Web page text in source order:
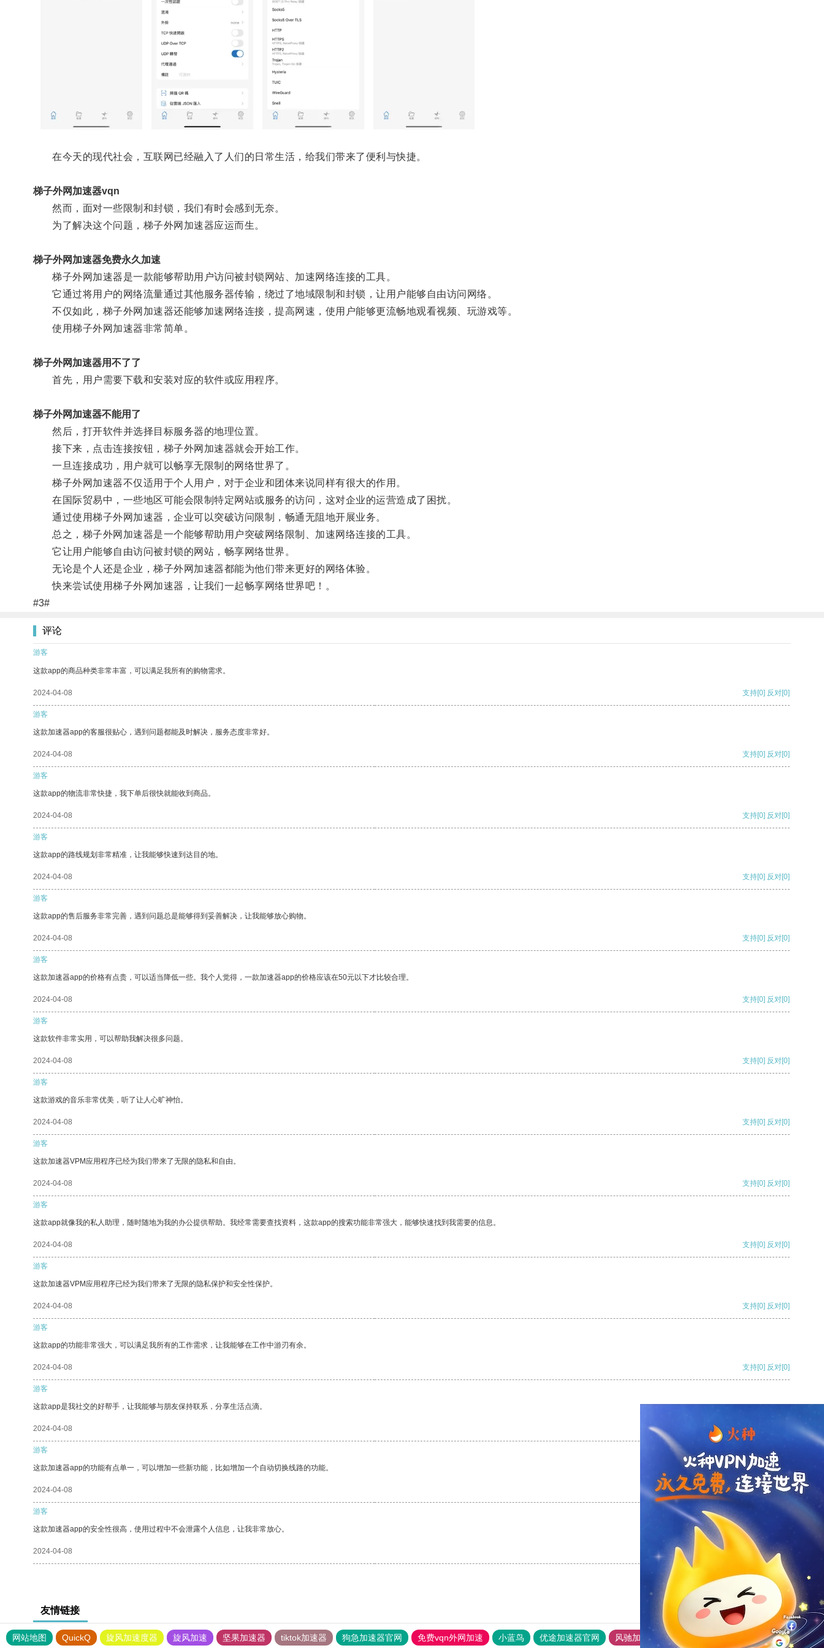
在今天的现代社会，互联网已经融入了人们的日常生活，给我们带来了便利与快捷。
梯子外网加速器vqn
然而，面对一些限制和封锁，我们有时会感到无奈。
为了解决这个问题，梯子外网加速器应运而生。
梯子外网加速器免费永久加速
梯子外网加速器是一款能够帮助用户访问被封锁网站、加速网络连接的工具。
它通过将用户的网络流量通过其他服务器传输，绕过了地域限制和封锁，让用户能够自由访问网络。
不仅如此，梯子外网加速器还能够加速网络连接，提高网速，使用户能够更流畅地观看视频、玩游戏等。
使用梯子外网加速器非常简单。
梯子外网加速器用不了了
首先，用户需要下载和安装对应的软件或应用程序。
梯子外网加速器不能用了
然后，打开软件并选择目标服务器的地理位置。
接下来，点击连接按钮，梯子外网加速器就会开始工作。
一旦连接成功，用户就可以畅享无限制的网络世界了。
梯子外网加速器不仅适用于个人用户，对于企业和团体来说同样有很大的作用。
在国际贸易中，一些地区可能会限制特定网站或服务的访问，这对企业的运营造成了困扰。
通过使用梯子外网加速器，企业可以突破访问限制，畅通无阻地开展业务。
总之，梯子外网加速器是一个能够帮助用户突破网络限制、加速网络连接的工具。
它让用户能够自由访问被封锁的网站，畅享网络世界。
无论是个人还是企业，梯子外网加速器都能为他们带来更好的网络体验。
快来尝试使用梯子外网加速器，让我们一起畅享网络世界吧！。
#3#
评论
游客
这款app的商品种类非常丰富，可以满足我所有的购物需求。
2024-04-08 支持[0] 反对[0]
游客
这款加速器app的客服很贴心，遇到问题都能及时解决，服务态度非常好。
2024-04-08 支持[0] 反对[0]
游客
这款app的物流非常快捷，我下单后很快就能收到商品。
2024-04-08 支持[0] 反对[0]
游客
这款app的路线规划非常精准，让我能够快速到达目的地。
2024-04-08 支持[0] 反对[0]
游客
这款app的售后服务非常完善，遇到问题总是能够得到妥善解决，让我能够放心购物。
2024-04-08 支持[0] 反对[0]
游客
这款加速器app的价格有点贵，可以适当降低一些。我个人觉得，一款加速器app的价格应该在50元以下才比较合理。
2024-04-08 支持[0] 反对[0]
游客
这款软件非常实用，可以帮助我解决很多问题。
2024-04-08 支持[0] 反对[0]
游客
这款游戏的音乐非常优美，听了让人心旷神怡。
2024-04-08 支持[0] 反对[0]
游客
这款加速器VPM应用程序已经为我们带来了无限的隐私和自由。
2024-04-08 支持[0] 反对[0]
游客
这款app就像我的私人助理，随时随地为我的办公提供帮助。我经常需要查找资料，这款app的搜索功能非常强大，能够快速找到我需要的信息。
2024-04-08 支持[0] 反对[0]
游客
这款加速器VPM应用程序已经为我们带来了无限的隐私保护和安全性保护。
2024-04-08 支持[0] 反对[0]
游客
这款app的功能非常强大，可以满足我所有的工作需求，让我能够在工作中游刃有余。
2024-04-08 支持[0] 反对[0]
游客
这款app是我社交的好帮手，让我能够与朋友保持联系，分享生活点滴。
2024-04-08 支持
游客
这款加速器app的功能有点单一，可以增加一些新功能，比如增加一个自动切换线路的功能。
2024-04-08 支持[0] 反对[0]
游客
这款加速器app的安全性很高，使用过程中不会泄露个人信息，让我非常放心。
2024-04-08 支持[0] 反对[0]
友情链接
网站地图 QuickQ 旋风加速度器 旋风加速 坚果加速器 tiktok加速器 狗急加速器官网 免费vqn外网加速 小蓝鸟 优途加速器官网 风驰加速器 旋风加速器